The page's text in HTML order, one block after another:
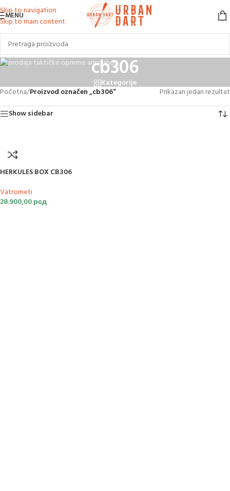
Skip to navigation
Skip to main content
MENU
cb306
Kategorije
Početna/Proizvod označen „cb306“
Prikazan jedan rezultat
Show sidebar
HERKULES BOX CB306
Vatrometi
28.900,00рсд